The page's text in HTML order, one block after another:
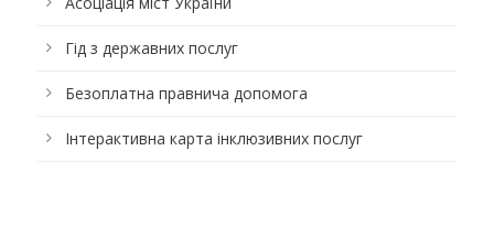
Гід з державних послуг
Безоплатна правнича допомога
Інтерактивна карта інклюзивних послуг